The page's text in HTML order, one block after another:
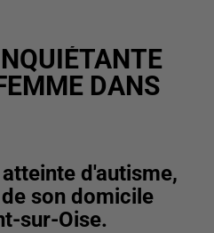
DANS
d'autisme,
son domicile
sur-Oise.